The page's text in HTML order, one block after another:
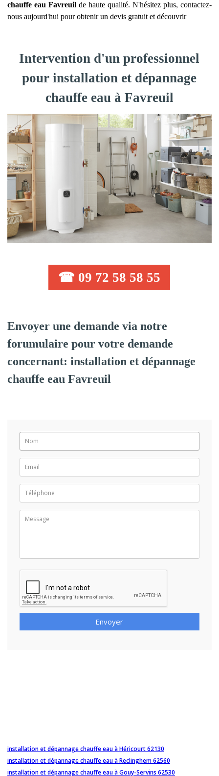
chauffe eau Favreuilde haute qualité. N'hésitez plus, contactez-
nous aujourd'hui pour obtenir un devis gratuit et découvrir
Intervention d'un professionnel
pour installation et dépannage
chauffe eau à Favreuil
☎ 09 72 58 58 55
Envoyer une demande via notre
forumulaire pour votre demande
concernant: installation et dépannage
chauffe eau Favreuil
Envoyer
installation et dépannage chauffe eau à Héricourt 62130
installation et dépannage chauffe eau à Reclinghem 62560
installation et dépannage chauffe eau à Gouy-Servins 62530